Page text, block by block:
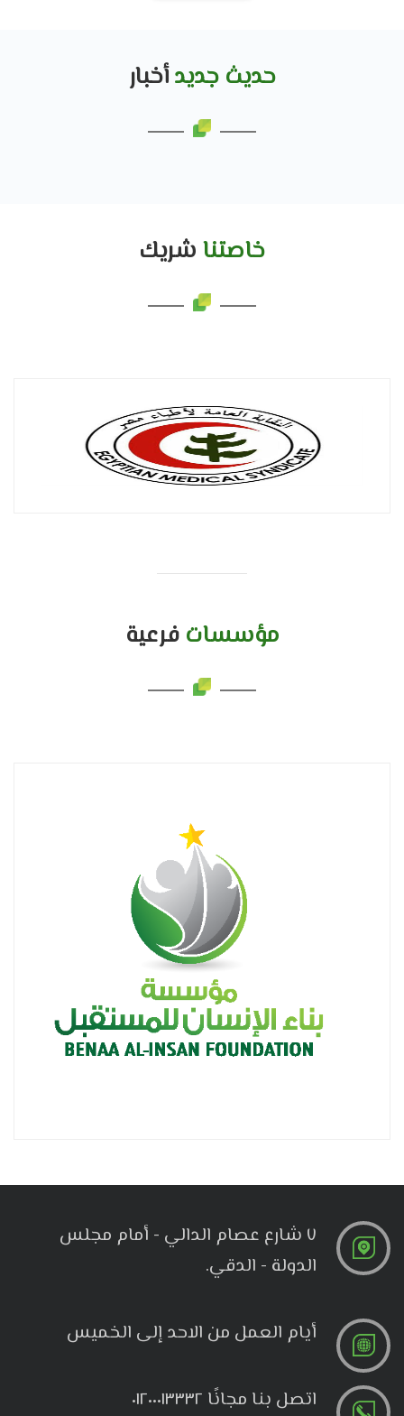
حديث جديدأخبار
خاصتنا شريك
مؤسساتفرعية
٧ شارع عصام الدالي - أمام مجلس
الدولة - الدقي.
أيام العمل من الاحد إلى الخميس
اتصل بنا مجانًا ٠١٢٠٠٠١٣٣٣٢